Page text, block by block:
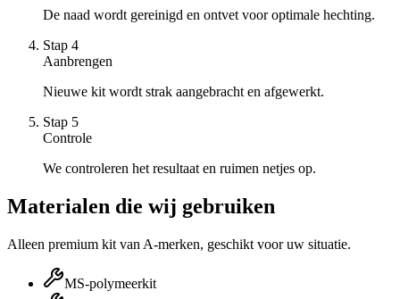
De naad wordt gereinigd en ontvet voor optimale hechting.
Stap 4
Aanbrengen
Nieuwe kit wordt strak aangebracht en afgewerkt.
Stap 5
Controle
We controleren het resultaat en ruimen netjes op.
Materialen die wij gebruiken
Alleen premium kit van A-merken, geschikt voor uw situatie.
MS-polymeerkit